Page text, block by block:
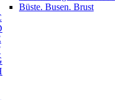
Büste. Busen. Brust